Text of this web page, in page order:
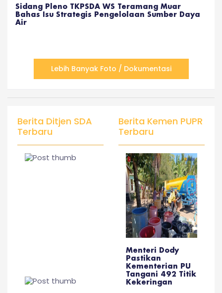
Sidang Pleno TKPSDA WS Teramang Muar
Bahas Isu Strategis Pengelolaan Sumber Daya
Air
Lebih Banyak Foto / Dokumentasi
Berita Ditjen SDA
Terbaru
Berita Kemen PUPR
Terbaru
Menteri Dody
Pastikan
Kementerian PU
Tangani 492 Titik
Kekeringan